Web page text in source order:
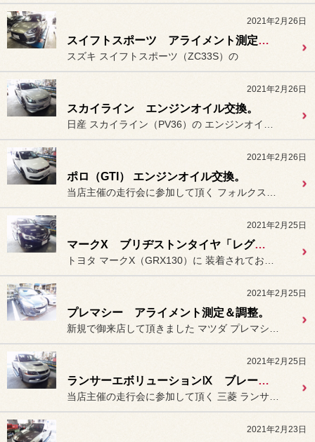
2021年2月26日
スイフトスポーツ アライメント測定＆調整。
スズキ スイフトスポーツ（ZC33S）の
2021年2月26日
スカイライン エンジンオイル交換。
2021年2月26日
ポロ（GTI） エンジンオイル交換。
2021年2月25日
マークX ブリヂストンタイヤ「レグノ GR-XⅡ」装着。
2021年2月25日
プレマシー アライメント測定＆調整。
2021年2月25日
ランサーエボリューションⅨ ブレーキフルード＆クラッチフルード交換及びエア抜き。
2021年2月23日